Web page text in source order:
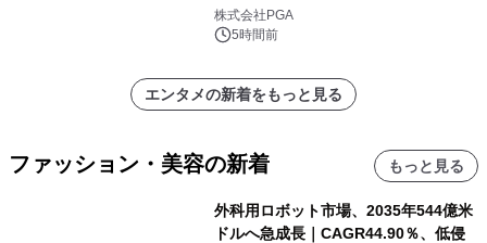
株式会社PGAが8月7日発売
株式会社PGA
5時間前
エンタメの新着をもっと見る
ファッション・美容の新着 もっと見る
外科用ロボット市場、2035年544億米
ドルへ急成長｜CAGR44.90％、低侵